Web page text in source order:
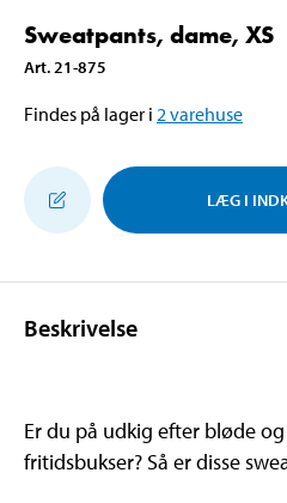
Sweatpants, dame, XS
Art. 21-875
Findes på lager i 2 varehuse
LÆG I
Beskrivelse
Er du på udkig efter bløde
fritidsbukser? Så er disse